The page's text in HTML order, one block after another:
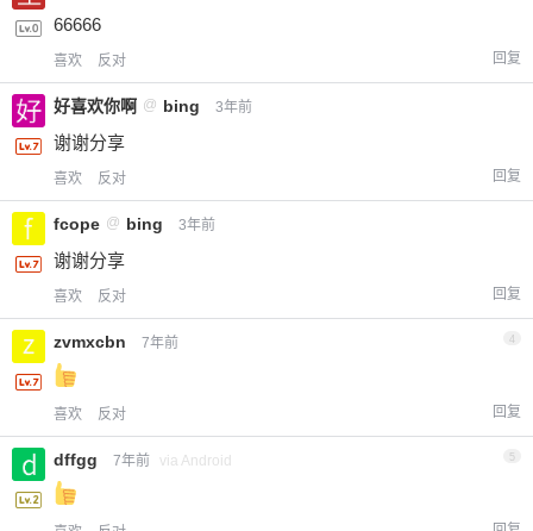
66666
喜欢 反对 回复
好喜欢你啊 @ bing 3年前
谢谢分享
喜欢 反对 回复
fcope @ bing 3年前
谢谢分享
喜欢 反对 回复
zvmxcbn 7年前 4
喜欢 反对 回复
dffgg 7年前 via Android 5